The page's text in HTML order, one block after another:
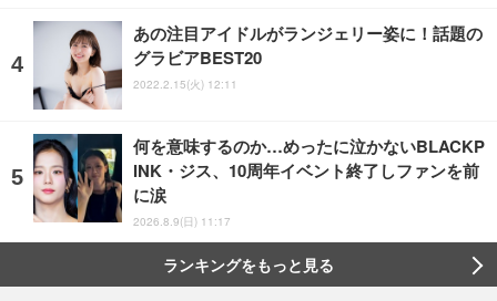
あの注目アイドルがランジェリー姿に！話題の
グラビアBEST20
2022.2.15(火) 12:11
何を意味するのか…めったに泣かないBLACKP
INK・ジス、10周年イベント終了しファンを前
に涙
2026.8.9(日) 11:17
ランキングをもっと見る